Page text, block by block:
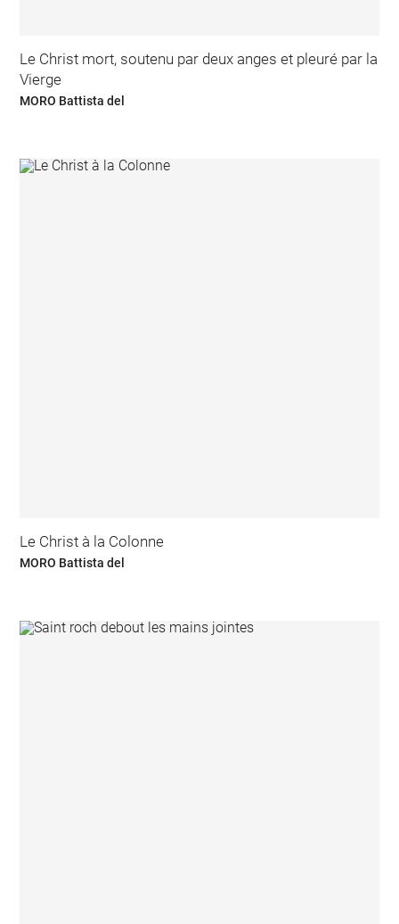
Le Christ mort, soutenu par deux anges et pleuré par la
Vierge
MORO Battista del
Le Christ à la Colonne
MORO Battista del